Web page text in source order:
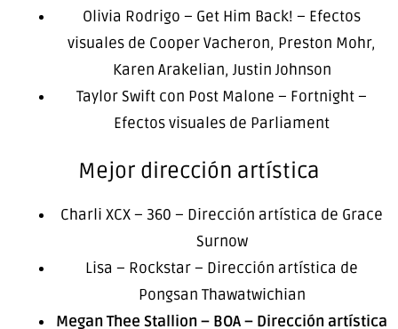
Olivia Rodrigo – Get Him Back! – Efectos
visuales de Cooper Vacheron, Preston Mohr,
Karen Arakelian, Justin Johnson
Taylor Swift con Post Malone – Fortnight –
Efectos visuales de Parliament
Mejor dirección artística
Charli XCX – 360 – Dirección artística de Grace
Surnow
Lisa – Rockstar – Dirección artística de
Pongsan Thawatwichian
Megan Thee Stallion – BOA – Dirección artística